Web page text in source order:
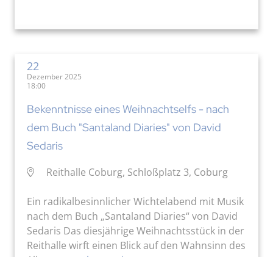
22
Dezember 2025
18:00
Bekenntnisse eines Weihnachtselfs - nach
dem Buch "Santaland Diaries" von David
Sedaris
Reithalle Coburg, Schloßplatz 3, Coburg
Ein radikalbesinnlicher Wichtelabend mit Musik
nach dem Buch „Santaland Diaries“ von David
Sedaris Das diesjährige Weihnachtsstück in der
Reithalle wirft einen Blick auf den Wahnsinn des